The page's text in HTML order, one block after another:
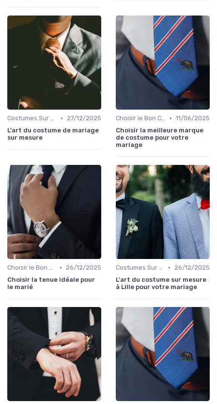
Costumes Sur Mesure •
27/12/2025
L'art du costume de mariage
sur mesure
Choisir le Bon Costume • 11/06/2025
Choisir la meilleure marque
de costume pour votre
mariage
Choisir le Bon Costume •
26/12/2025
Choisir la tenue idéale pour
le marié
Costumes Sur Mesure •
26/12/2025
L'art du costume sur mesure
à Lille pour votre mariage